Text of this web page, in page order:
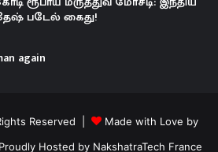
படேல் கைது!
again
Reserved |
Made with Love by
Hosted by NakshatraTech France